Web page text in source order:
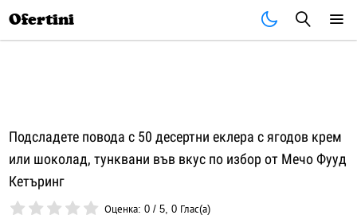
Ofertini
Подсладете повода с 50 десертни еклера с ягодов крем
или шоколад, тунквани във вкус по избор от Мечо Фууд
Кетъринг
Оценка:0 /5,0 Глас(а)